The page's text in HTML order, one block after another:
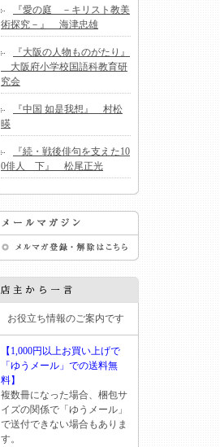
『愛の庭 －キリスト教美
術探究－』 海津忠雄
『大阪の人物ものがたり』
大阪府小学校国語科教育研
究会
『中国 如是我想』 村松
暎
『続・戦後俳句を支えた10
0俳人 下』 松尾正光
お役立ち情報のご案内です
【1,000円以上お買い上げで
「ゆうメール」での送料無
料】
複数冊になった場合、梱包サ
イズの関係で「ゆうメール」
で送付できない場合もありま
す。